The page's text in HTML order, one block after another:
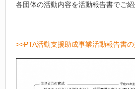
各団体の活動内容を活動報告書でご紹
>>PTA活動支援助成事業活動報告書